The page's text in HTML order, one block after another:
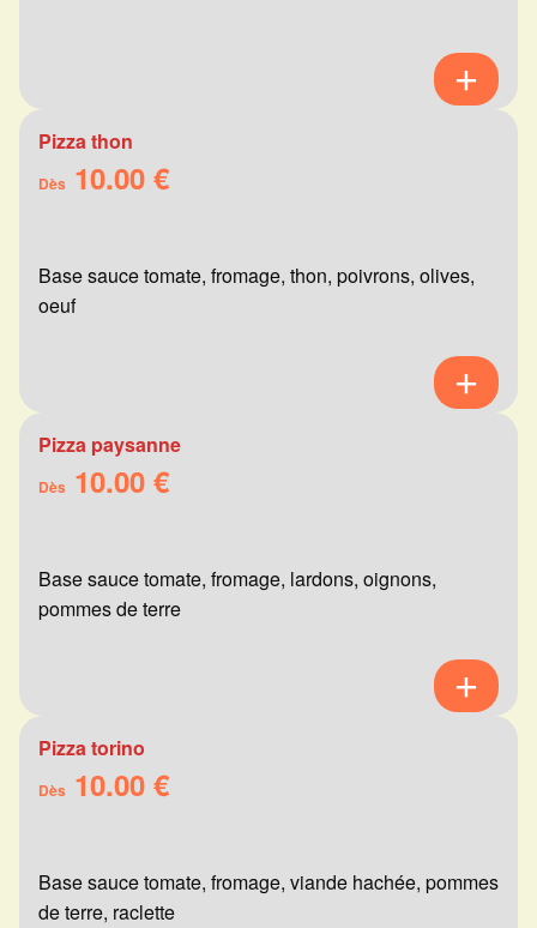
Pizza thon
Dès 10.00 €
Base sauce tomate, fromage, thon, poivrons, olives,
oeuf
Pizza paysanne
Dès 10.00 €
Base sauce tomate, fromage, lardons, oignons,
pommes de terre
Pizza torino
Dès 10.00 €
Base sauce tomate, fromage, viande hachée, pommes
de terre, raclette